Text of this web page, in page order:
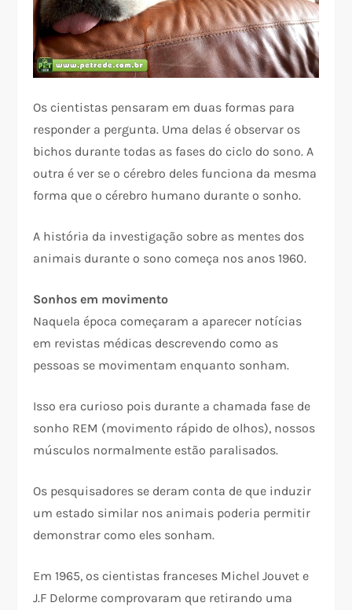
Os cientistas pensaram em duas formas para
responder a pergunta. Uma delas é observar os
bichos durante todas as fases do ciclo do sono. A
outra é ver se o cérebro deles funciona da mesma
forma que o cérebro humano durante o sonho.
A história da investigação sobre as mentes dos
animais durante o sono começa nos anos 1960.
Sonhos em movimento
Naquela época começaram a aparecer notícias
em revistas médicas descrevendo como as
pessoas se movimentam enquanto sonham.
Isso era curioso pois durante a chamada fase de
sonho REM (movimento rápido de olhos), nossos
músculos normalmente estão paralisados.
Os pesquisadores se deram conta de que induzir
um estado similar nos animais poderia permitir
demonstrar como eles sonham.
Em 1965, os cientistas franceses Michel Jouvet e
J.F Delorme comprovaram que retirando uma